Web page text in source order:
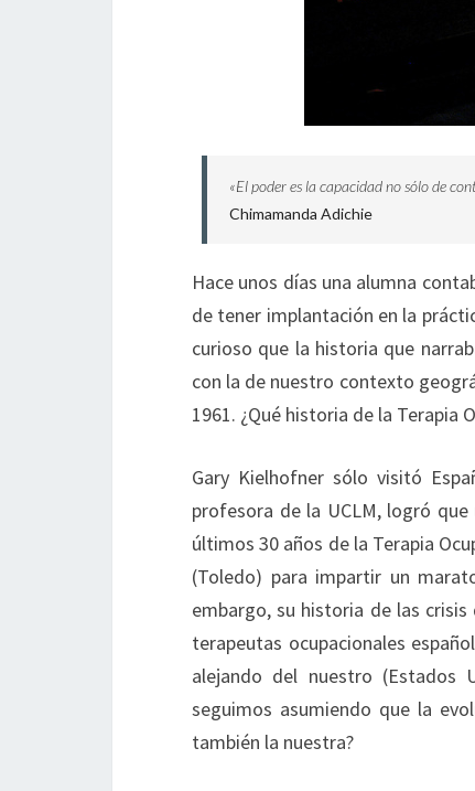
«El poder es la capacidad no sólo de
Chimamanda Adichie
Hace unos días una alumna
de tener implantación en la
curioso que la historia que
con la de nuestro contexto
1961. ¿Qué historia de la Terapia
Gary Kielhofner sólo visitó
profesora de la UCLM, logró
últimos 30 años de la Terapia
(Toledo) para impartir un
embargo, su historia de las
terapeutas ocupacionales
alejando del nuestro (Estados
seguimos asumiendo que la
también la nuestra?